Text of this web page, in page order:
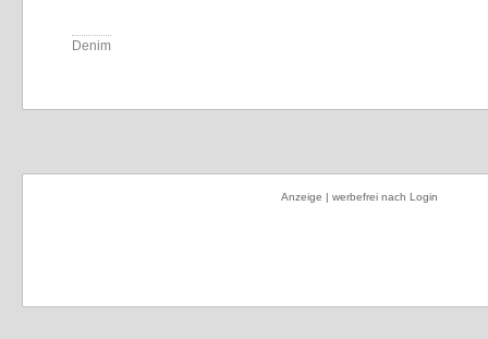
Denim
Anzeige | werbefrei nach Login